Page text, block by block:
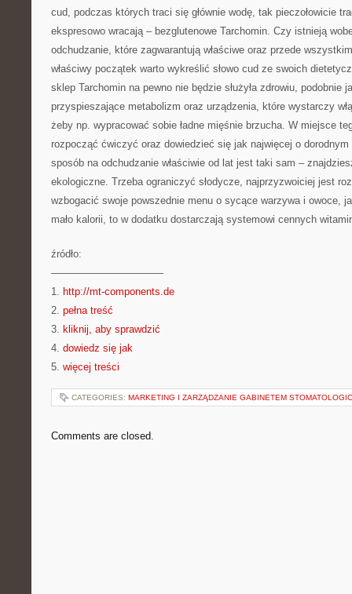
cud, podczas których traci się głównie wodę, tak pieczołowicie
ekspresowo wracają – bezglutenowe Tarchomin. Czy istnieją
odchudzanie, które zagwarantują właściwe oraz przede
właściwy początek warto wykreślić słowo cud ze swoich
sklep Tarchomin na pewno nie będzie służyła zdrowiu, podobnie
przyspieszające metabolizm oraz urządzenia, które wystarczy
żeby np. wypracować sobie ładne mięśnie brzucha. W miejsce
rozpocząć ćwiczyć oraz dowiedzieć się jak najwięcej o
sposób na odchudzanie właściwie od lat jest taki sam –
ekologiczne. Trzeba ograniczyć słodycze, najprzyzwoiciej jest
wzbogacić swoje powszednie menu o sycące warzywa i owoce,
mało kalorii, to w dodatku dostarczają systemowi cennych
źródło:
———————————
1. http://mt-components.de
2. pełna treść
3. kliknij, aby sprawdzić
4. dowiedz się jak
5. więcej treści
CATEGORIES: MARKETING I ZARZĄDZANIE GABINETEM
Comments are closed.